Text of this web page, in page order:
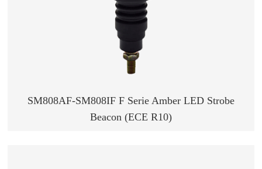
SM808AF-SM808IF F Serie Amber LED Strobe
Beacon (ECE R10)